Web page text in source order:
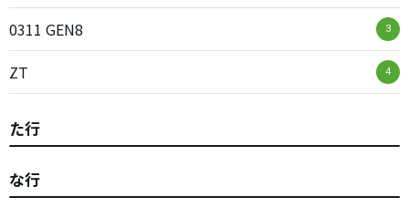
0311 GEN8 3
ZT 4
た行
な行